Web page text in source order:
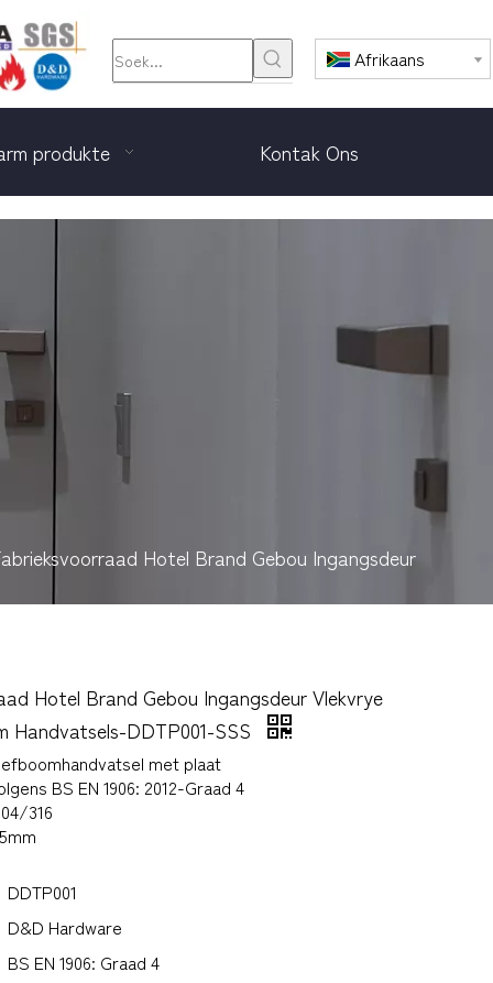
Afrikaans
produkte Kontak Ons
Hotel Brand Gebou Ingangsdeur
Hotel Brand Gebou Ingangsdeur Vlekvrye
Handvatsels-DDTP001-SSS
met plaat
BS EN 1906: 2012-Graad 4
316
DDTP001
D&D Hardware
BS EN 1906: Graad 4